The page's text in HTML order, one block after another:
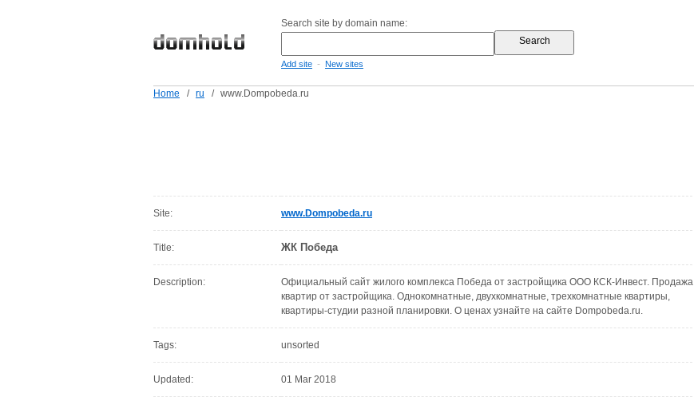
Search site by domain name:
Add site - New sites
Home / ru / www.Dompobeda.ru
Site: www.Dompobeda.ru
Title: ЖК Победа
Description:
Официальный сайт жилого комплекса Победа от застройщика ООО КСК-Инвест. Продажа
квартир от застройщика. Однокомнатные, двухкомнатные, трехкомнатные квартиры,
квартиры-студии разной планировки. О ценах узнайте на сайте Dompobeda.ru.
Tags: unsorted
Updated: 01 Mar 2018